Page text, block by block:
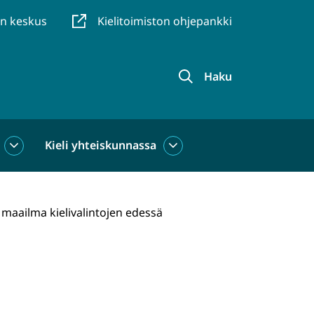
keskus Kielitoimiston ohjepankki
Haku
Kieli
Kieli yhteiskunnassa
Kieli
kielivalintojen edessä